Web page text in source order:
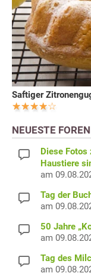
Saftiger
NEUESTE
Diese Fotos
Haustiere
am
Tag der
am
50 Jahre
am
Tag des
am